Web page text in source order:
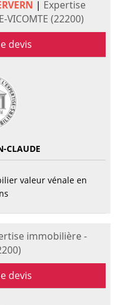
| Expertise
VICOMTE (22200)
devis
CLAUDE
valeur vénale en
immobilière -
devis